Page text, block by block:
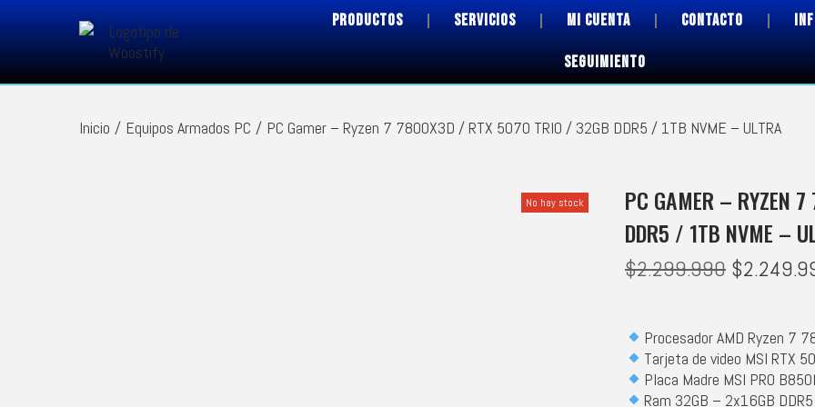
PRODUCTOS SERVICIOS MI CUENTA CONTACTO
SEGUIMIENTO
Inicio / Equipos Armados PC / PC Gamer – Ryzen 7 7800X3D / RTX 5070 TRIO / 32GB DDR5 / 1TB NVME – ULTRA
No hay stock
PC GAMER – RYZEN
DDR5 / 1TB NVME –
$2.299.990 $
Procesador AMD Ryzen 7
Tarjeta de video MSI RTX
Placa Madre MSI PRO
Ram 32GB – 2x16GB